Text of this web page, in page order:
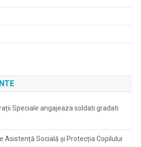
Speciale angajeaza soldati gradati
Asistență Socială și Protecția Copilului